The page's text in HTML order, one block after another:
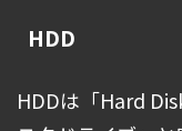
HDD
HDDは「Hard